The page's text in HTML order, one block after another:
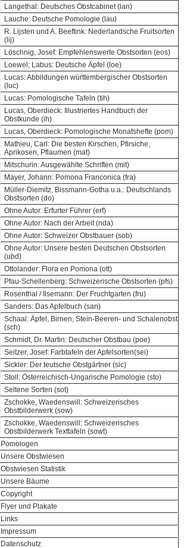
Langethal: Deutsches Obstcabinet (lan)
Lauche: Deutsche Pomologie (lau)
R. Lijsten und A. Beeftink: Nederlandsche Fruitsorten
(lij)
Löschnig, Josef: Empfehlenswerte Obstsorten (eos)
Loewel; Labus: Deutsche Äpfel (loe)
Lucas: Abbildungen württembergischer Obstsorten
(luc)
Lucas: Pomologische Tafeln (tih)
Lucas, Oberdieck: Illustriertes Handbuch der
Obstkunde (ih)
Lucas, Oberdieck: Pomologische Monatshefte (pom)
Mathieu, Carl: Die besten Kirschen, Pfirsiche,
Aprikosen, Pflaumen (mat)
Mitschurin: Ausgewählte Schriften (mit)
Mayer, Johann: Pomona Franconica (fra)
Müller-Diemitz, Bissmann-Gotha u.a.: Deutschlands
Obstsorten (do)
Ohne Autor: Erfurter Führer (erf)
Ohne Autor: Nach der Arbeit (nda)
Ohne Autor: Schweizer Obstbauer (sob)
Ohne Autor: Unsere besten Deutschen Obstsorten
(ubd)
Ottolander: Flora en Pomona (ott)
Pfau-Schellenberg: Schweizerische Obstsorten (pfs)
Rosenthal / Ilsemann: Der Fruchtgarten (fru)
Sanders: Das Apfelbuch (san)
Schaal: Äpfel, Birnen, Stein-Beeren- und Schalenobst
(sch)
Schmidt, Dr. Martin: Deutscher Obstbau (poe)
Seitzer, Josef: Farbtafeln der Apfelsorten(sei)
Sickler: Der teutsche Obstgärtner (sic)
Stoll: Österreichisch-Ungarische Pomologie (sto)
Seltene Sorten (sot)
Zschokke, Waedenswill: Schweizerisches
Obstbilderwerk (sow)
Zschokke, Waedenswill: Schweizerisches
Obstbilderwerk Texttafeln (sowt)
Pomologen
Unsere Obstwiesen
Obstwiesen Statistik
Unsere Bäume
Copyright
Flyer und Plakate
Links
Impressum
Datenschutz